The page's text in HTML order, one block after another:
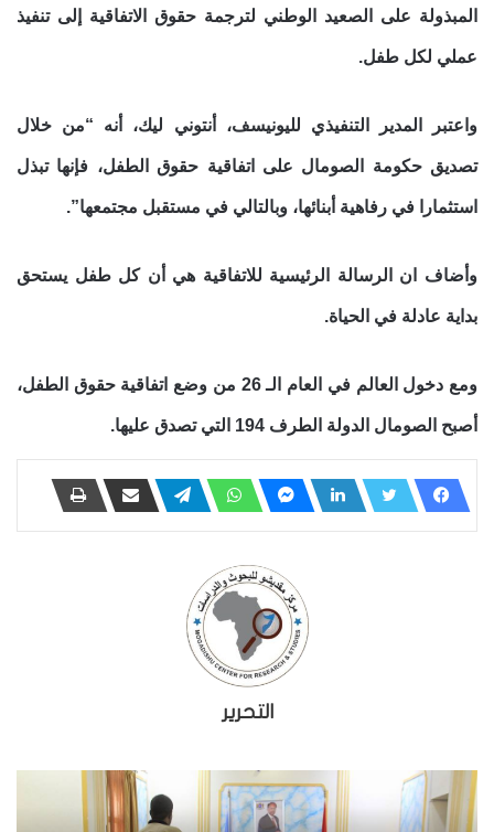
المبذولة على الصعيد الوطني لترجمة حقوق الاتفاقية إلى تنفيذ
عملي لكل طفل.
واعتبر المدير التنفيذي لليونيسف، أنتوني ليك، أنه “من خلال
تصديق حكومة الصومال على اتفاقية حقوق الطفل، فإنها تبذل
استثمارا في رفاهية أبنائها، وبالتالي في مستقبل مجتمعها”.
وأضاف ان الرسالة الرئيسية للاتفاقية هي أن كل طفل يستحق
بداية عادلة في الحياة.
ومع دخول العالم في العام الـ 26 من وضع اتفاقية حقوق الطفل،
أصبح الصومال الدولة الطرف 194 التي تصدق عليها.
التحرير